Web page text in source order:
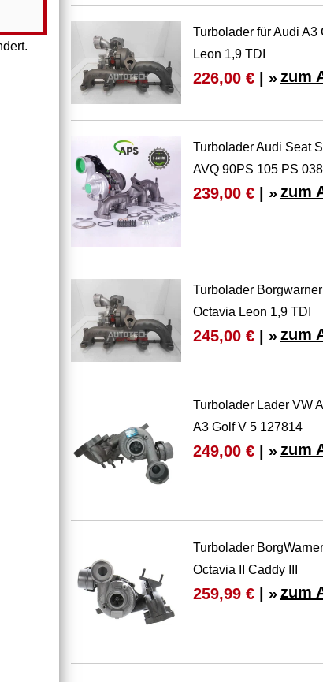
Turbolader für Audi A3
Leon 1,9 TDI
226,00 €| » zum
Turbolader Audi Seat
AVQ 90PS 105 PS
239,00 €| » zum
Turbolader
Octavia Leon 1,9 TDI
245,00 €| » zum
Turbolader Lader VW
A3 Golf V 5 127814
249,00 €| » zum
Turbolader
Octavia II Caddy III
259,99 €| » zum